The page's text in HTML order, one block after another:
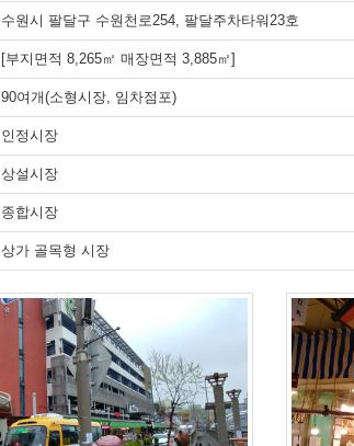
수원시 팔달구 수원천로254, 팔달주차타워23호
[부지면적 8,265㎡ 매장면적 3,885㎡]
90여개(소형시장, 임차점포)
인정시장
상설시장
종합시장
상가 골목형 시장